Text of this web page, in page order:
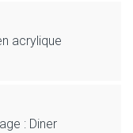
acrylique
: Diner